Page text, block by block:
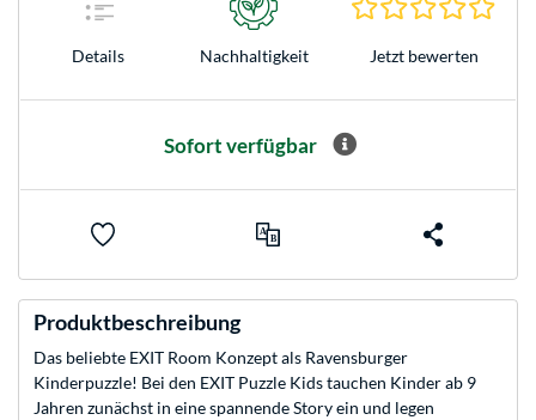
Details Nachhaltigkeit Jetzt bewerten
Sofort verfügbar
Produktbeschreibung
Das beliebte EXIT Room Konzept als Ravensburger
Kinderpuzzle! Bei den EXIT Puzzle Kids tauchen Kinder ab 9
Jahren zunächst in eine spannende Story ein und legen